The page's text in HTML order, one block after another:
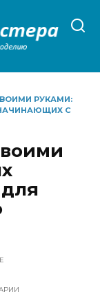
РУКАМИ:
С